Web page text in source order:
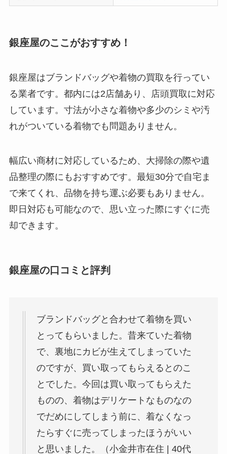
銀座屋のここがおすすめ！
銀座屋はブランドバッグや着物の買取を行ってい
る業者です。都内には2店舗あり、店頭買取に対応
しています。寸法が小さな着物や多少のシミや汚
れがついている着物でも問題ありません。
幅広い商材に対応しているため、大掃除の際や遺
品整理の際にもおすすめです。最短30分で自宅ま
で来てくれ、品物を持ち運ぶ必要もありません。
即日対応も可能なので、思い立った際にすぐに売
却できます。
銀座屋の口コミと評判
ブランドバッグと合わせて着物を買い
とってもらいました。昔来ていた着物
で、裏地にカビが生えてしまっていた
のですが、買い取ってもらえるとのこ
とでした。今回は買い取ってもらえた
ものの、着物はデリケートなものなの
でだめにしてしまう前に、着なくなっ
たらすぐに売ってしまったほうがいい
と思いました。（小金井市在住 | 40代